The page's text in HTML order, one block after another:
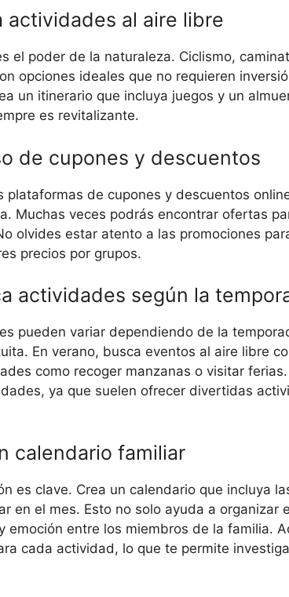
actividades al aire libre
el poder de la naturaleza. Ciclismo,
opciones ideales que no requieren
un itinerario que incluya juegos y un
es revitalizante.
de cupones y descuentos
plataformas de cupones y descuentos
Muchas veces podrás encontrar ofertas
olvides estar atento a las promociones
precios por grupos.
actividades según la
pueden variar dependiendo de la
En verano, busca eventos al aire libre
como recoger manzanas o visitar
ya que suelen ofrecer divertidas
calendario familiar
es clave. Crea un calendario que incluya
en el mes. Esto no solo ayuda a organizar
emoción entre los miembros de la familia.
cada actividad, lo que te permite